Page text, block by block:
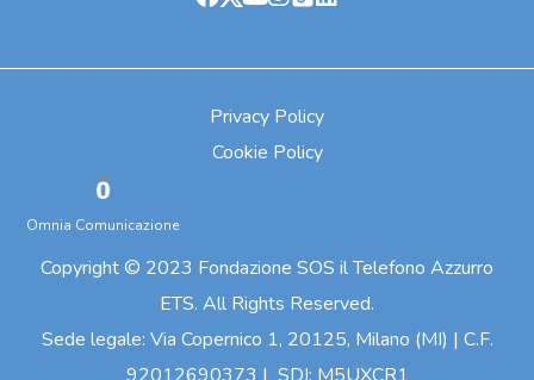
Privacy Policy
Cookie Policy
Omnia Comunicazione
Copyright © 2023 Fondazione SOS il Telefono Azzurro
ETS. All Rights Reserved.
Sede legale: Via Copernico 1, 20125, Milano (MI) | C.F.